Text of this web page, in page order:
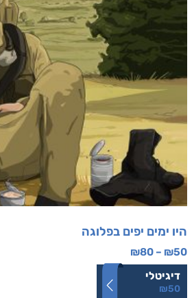
היו ימים יפים בפלוגה
₪50
–
₪80
דיגיטלי
₪50